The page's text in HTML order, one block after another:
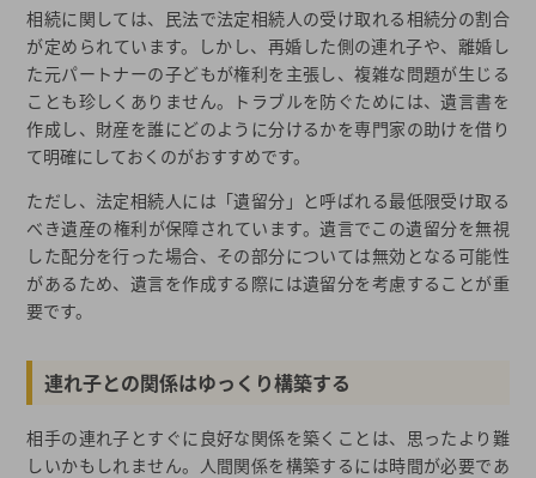
相続に関しては、民法で法定相続人の受け取れる相続分の割合
が定められています。しかし、再婚した側の連れ子や、離婚し
た元パートナーの子どもが権利を主張し、複雑な問題が生じる
ことも珍しくありません。トラブルを防ぐためには、遺言書を
作成し、財産を誰にどのように分けるかを専門家の助けを借り
て明確にしておくのがおすすめです。
ただし、法定相続人には「遺留分」と呼ばれる最低限受け取る
べき遺産の権利が保障されています。遺言でこの遺留分を無視
した配分を行った場合、その部分については無効となる可能性
があるため、遺言を作成する際には遺留分を考慮することが重
要です。
連れ子との関係はゆっくり構築する
相手の連れ子とすぐに良好な関係を築くことは、思ったより難
しいかもしれません。人間関係を構築するには時間が必要であ